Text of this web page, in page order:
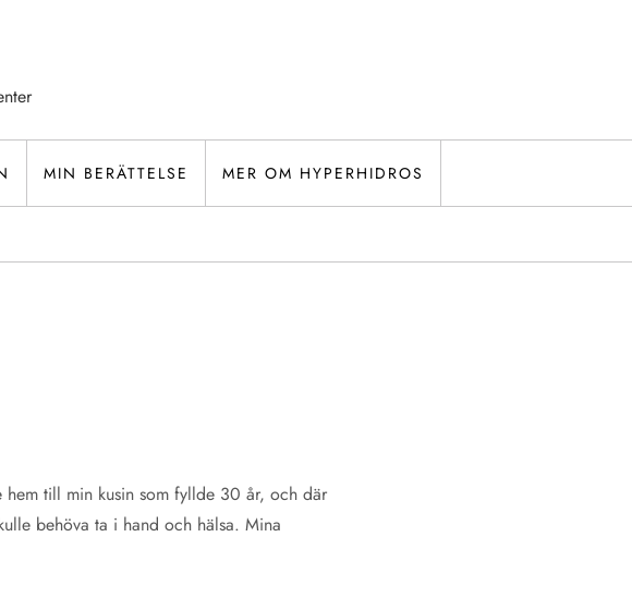
MIN BERÄTTELSE MER OM HYPERHIDROS
hem till min kusin som fyllde 30 år, och där
behöva ta i hand och hälsa. Mina